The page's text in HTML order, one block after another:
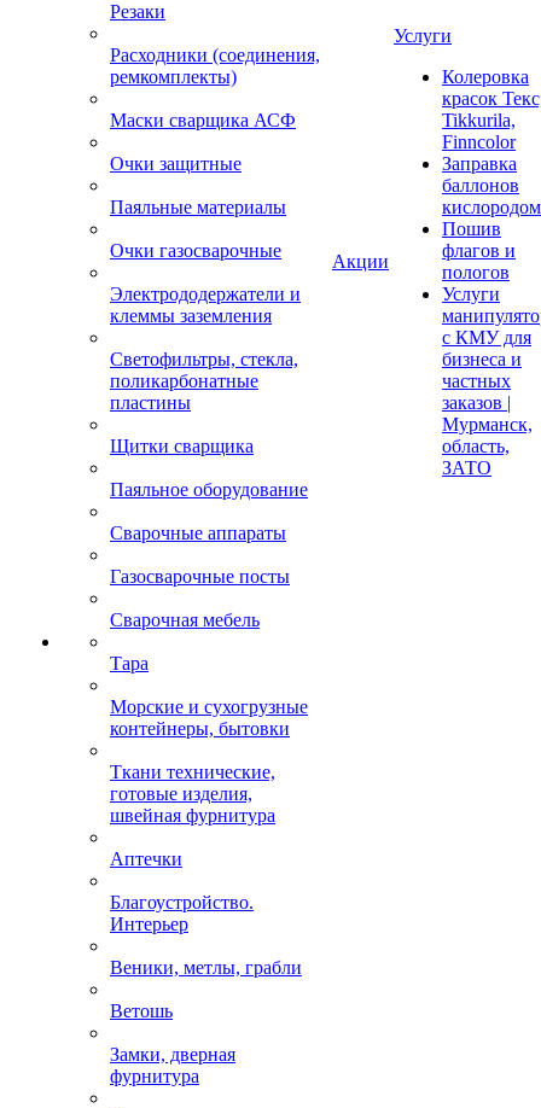
Резаки
Расходники (соединения,
ремкомплекты)
Маски сварщика АСФ
Очки защитные
Паяльные материалы
Очки газосварочные
Электрододержатели и
клеммы заземления
Светофильтры, стекла,
поликарбонатные
пластины
Щитки сварщика
Паяльное оборудование
Сварочные аппараты
Газосварочные посты
Сварочная мебель
Тара
Морские и сухогрузные
контейнеры, бытовки
Ткани технические,
готовые изделия,
швейная фурнитура
Аптечки
Благоустройство.
Интерьер
Веники, метлы, грабли
Ветошь
Замки, дверная
фурнитура
Акции
Услуги
Колеровка
красок
Tikkurila,
Finncolor
Заправка
баллонов
кислородом
Пошив
флагов и
пологов
Услуги
с КМУ для
бизнеса и
частных
заказов |
Мурманск,
область,
ЗАТО